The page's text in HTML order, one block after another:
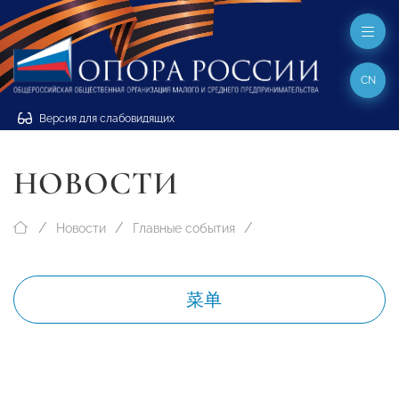
Версия для слабовидящих
CN
НОВОСТИ
Новости Главные события
菜单